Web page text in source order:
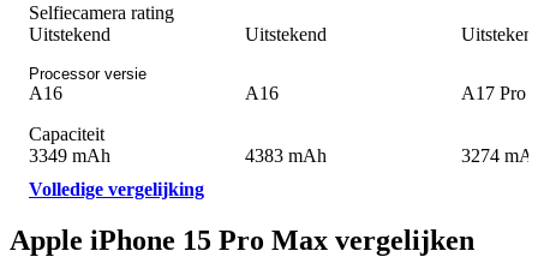
Selfiecamera rating
Uitstekend
Uitstekend
Processor versie
A16 A16
A17 Pro
Capaciteit
3349 mAh
4383 mAh
3274
Volledige vergelijking
Apple iPhone 15 Pro Max vergelijken